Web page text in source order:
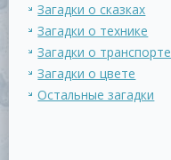
Загадки о сказках
Загадки о технике
Загадки о транспорте
Загадки о цвете
Остальные загадки